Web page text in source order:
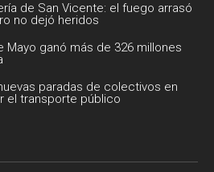
de San Vicente: el fuego arrasó
no dejó heridos
Mayo ganó más de 326 millones
paradas de colectivos en
el transporte público